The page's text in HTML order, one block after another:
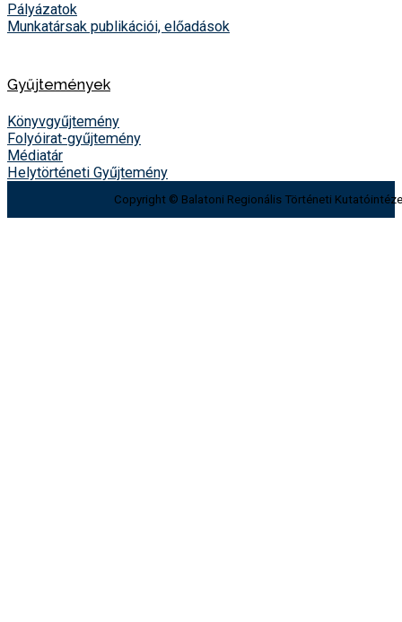
Pályázatok
Munkatársak publikációi, előadások
Gyűjtemények
Könyvgyűjtemény
Folyóirat-gyűjtemény
Médiatár
Helytörténeti Gyűjtemény
Copyright © Balatoni Regionális Történeti